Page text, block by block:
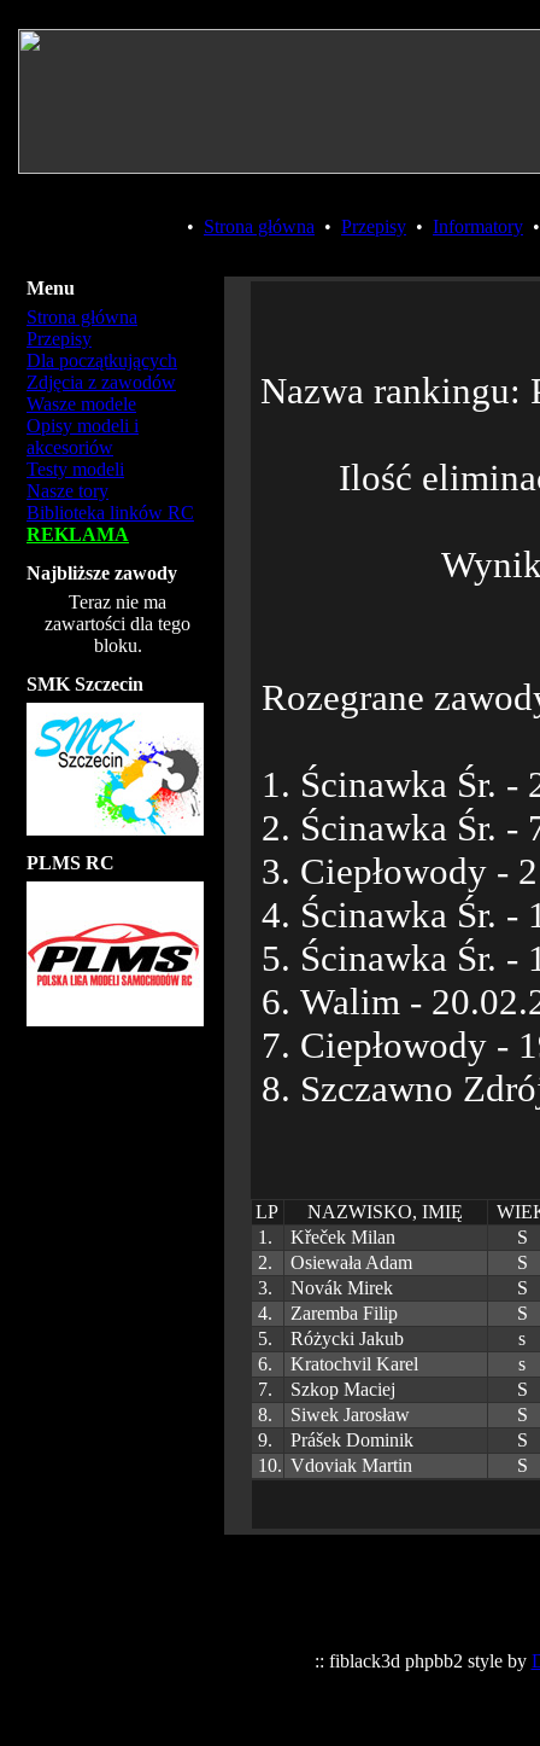
• Strona główna • Przepisy • Informatory
Menu
Strona główna
Przepisy
Dla początkujących
Zdjęcia z zawodów
Wasze modele
Opisy modeli i
akcesoriów
Testy modeli
Nasze tory
Biblioteka linków RC
REKLAMA
Najbliższe zawody
Teraz nie ma
zawartości dla tego
bloku.
SMK Szczecin
PLMS RC
Nazwa rankingu:
Ilość
Rozegrane
1. Ścinawka Śr. -
2. Ścinawka Śr. -
3. Ciepłowody -
4. Ścinawka Śr. -
5. Ścinawka Śr. -
6. Walim -
7. Ciepłowody -
8. Szczawno
LP NAZWISKO, IMIĘ
1.
Křeček Milan
S
2.
Osiewała Adam
S
3.
Novák Mirek
S
4.
Zaremba Filip
S
5.
Różycki Jakub
s
6.
Kratochvil Karel
s
7.
Szkop Maciej
S
8.
Siwek Jarosław
S
9.
Prášek Dominik
S
10. Vdoviak Martin S
:: fiblack3d phpbb2 style by